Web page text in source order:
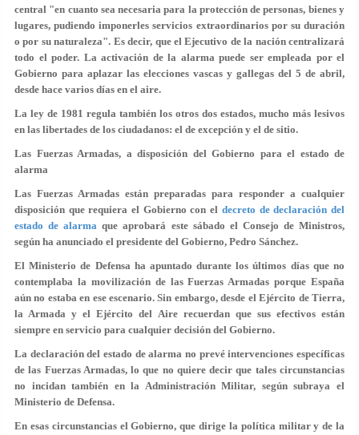
central "en cuanto sea necesaria para la protección de personas, bienes y
lugares, pudiendo imponerles servicios extraordinarios por su duración
o por su naturaleza". Es decir, que el Ejecutivo de la nación centralizará
todo el poder. La activación de la alarma puede ser empleada por el
Gobierno para aplazar las elecciones vascas y gallegas del 5 de abril,
desde hace varios días en el aire.
La ley de 1981 regula también los otros dos estados, mucho más lesivos
en las libertades de los ciudadanos: el de excepción y el de sitio.
Las Fuerzas Armadas, a disposición del Gobierno para el estado de
alarma
Las Fuerzas Armadas están preparadas para responder a cualquier
disposición que requiera el Gobierno con el decreto de declaración del
estado de alarma que aprobará este sábado el Consejo de Ministros,
según ha anunciado el presidente del Gobierno, Pedro Sánchez.
El Ministerio de Defensa ha apuntado durante los últimos días que no
contemplaba la movilización de las Fuerzas Armadas porque España
aún no estaba en ese escenario. Sin embargo, desde el Ejército de Tierra,
la Armada y el Ejército del Aire recuerdan que sus efectivos están
siempre en servicio para cualquier decisión del Gobierno.
La declaración del estado de alarma no prevé intervenciones específicas
de las Fuerzas Armadas, lo que no quiere decir que tales circunstancias
no incidan también en la Administración Militar, según subraya el
Ministerio de Defensa.
En esas circunstancias el Gobierno, que dirige la política militar y de la